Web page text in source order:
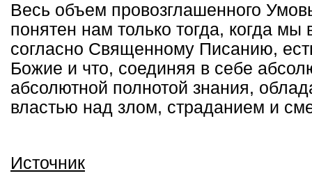
Весь объем провозглашенного
понятен нам только тогда, когда
согласно Священному Писанию,
Божие и что, соединяя в себе
абсолютной полнотой знания,
властью над злом, страданием и
Источник